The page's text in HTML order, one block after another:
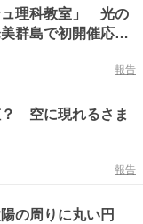
理科教室」 光の
群島で初開催応用
報告
？ 空に現れるさま
報告
の周りに丸い円